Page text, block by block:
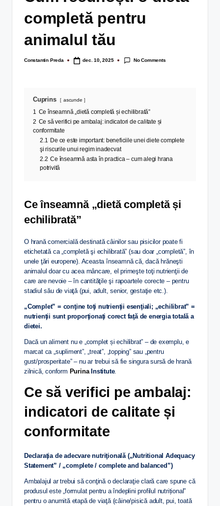
completă pentru
animalul tău
Constantin Preda dec. 10, 2025 No Comments
Cuprins ascunde
1
Ce înseamnă „dietă completă și echilibrată”
2 Ce să verifici pe ambalaj: indicatori de calitate și
conformitate
2.1
De ce este important: beneficiile unei diete complete
şi riscurile unui regim inadecvat
2.2 Ce înseamnă asta în practica – cum alegi hrana
potrivită
Ce înseamnă „dietă completă și
echilibrată”
O hrană comercială destinată câinilor sau pisicilor poate fi
etichetată ca „completă şi echilibrată” (sau doar „completă”, în
unele ţări europene). Aceasta înseamnă că, dacă hrăneşti
animalul doar cu acea mâncare, el primeşte toţi nutrienţii de
care are nevoie – în cantităţile şi rapoartele corecte – pentru
stadiul său de viaţă (pui, adult, senior, gestaţie etc.).
„Complet” = conţine toţi nutrienţii esenţiali; „echilibrat” =
nutrienţii sunt proporţionaţi corect faţă de energia totală a
dietei.
Dacă un aliment nu e „complet și echilibrat” – de exemplu, e
marcat ca „supliment”, „treat”, „topping” sau „pentru
gust/prosperitate” – nu ar trebui să fie singura sursă de hrană
zilnică, conform Purina Institute.
Ce să verifici pe ambalaj:
indicatori de calitate și
conformitate
Declaraţia de adecvare nutriţională („Nutritional Adequacy
Statement” / „complete / complete and balanced”)
Ambalajul ar trebui să conţină o declaraţie clară care spune că
produsul este „formulat pentru a îndeplini profilul nutrițional”
pentru o anumită etapă de viaţă (câine/pisică adult, pui, toată